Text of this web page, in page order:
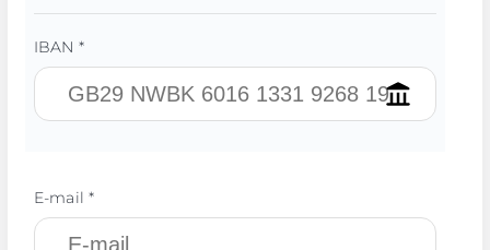
IBAN *
E-mail *